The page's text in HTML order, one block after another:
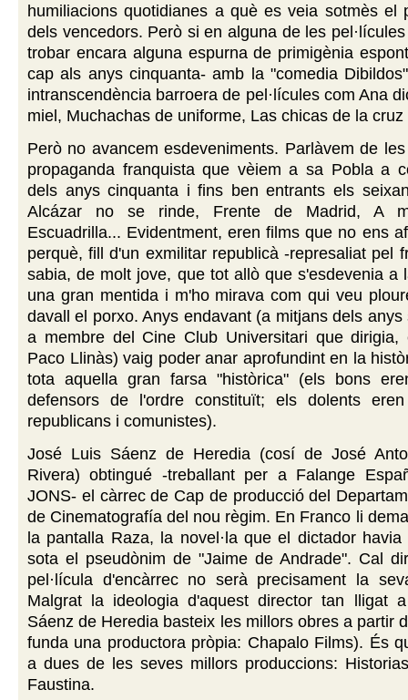
humiliacions quotidianes a què es veia sotmès el
dels vencedors. Però si en alguna de les
trobar encara alguna espurna de primigènia
cap als anys cinquanta- amb la "comedia
intranscendència barroera de pel·lícules com Ana
miel, Muchachas de uniforme, Las chicas de la cruz
Però no avancem esdeveniments. Parlàvem de
propaganda franquista que vèiem a sa Pobla a
dels anys cinquanta i fins ben entrants els
Alcázar no se rinde, Frente de Madrid, A
Escuadrilla... Evidentment, eren films que no ens
perquè, fill d'un exmilitar republicà -represaliat pel
sabia, de molt jove, que tot allò que s'esdevenia a
una gran mentida i m'ho mirava com qui veu
davall el porxo. Anys endavant (a mitjans dels anys
a membre del Cine Club Universitari que dirigia,
Paco Llinàs) vaig poder anar aprofundint en la
tota aquella gran farsa "històrica" (els bons
defensors de l'ordre constituït; els dolents
republicans i comunistes).
José Luis Sáenz de Heredia (cosí de José
Rivera) obtingué -treballant per a Falange
JONS- el càrrec de Cap de producció del
de Cinematografía del nou règim. En Franco li
la pantalla Raza, la novel·la que el dictador havia
sota el pseudònim de "Jaime de Andrade". Cal
pel·lícula d'encàrrec no serà precisament la
Malgrat la ideologia d'aquest director tan lligat
Sáenz de Heredia basteix les millors obres a partir
funda una productora pròpia: Chapalo Films). És
a dues de les seves millors produccions:
Faustina.